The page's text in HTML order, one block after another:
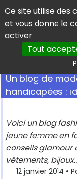
Panneau de gestion
Ce site utilise des
et vous donne le
activer
Tout
Un blog de
handicapées :
Voici un blog
jeune femme en
conseils glamour
vêtements,
12 janvier 2014 •